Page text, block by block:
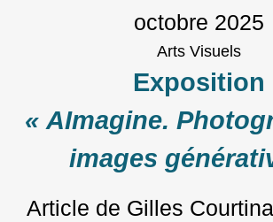
octobre 2025
Arts Visuels
Exposition
« AImagine.
images
Article de Gilles